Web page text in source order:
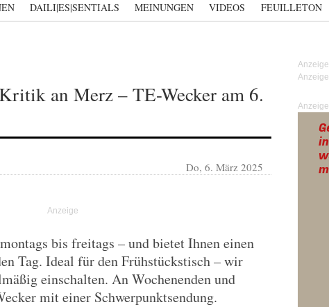
DAILI|ES|SENTIALS MEINUNGEN VIDEOS FEUILLETON
an Merz – TE-Wecker am 6.
Do, 6. März 2025
bis freitags – und bietet Ihnen einen
Tag. Ideal für den Frühstückstisch – wir
einschalten. An Wochenenden und
mit einer Schwerpunktsendung.
Anzeige